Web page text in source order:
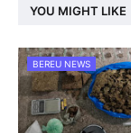
YOU MIGHT LIKE
BEREU NEWS